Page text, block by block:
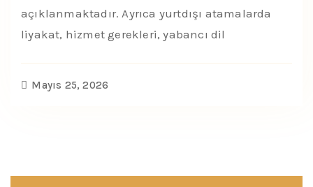
açıklanmaktadır. Ayrıca yurtdışı atamalarda
liyakat, hizmet gerekleri, yabancı dil
Mayıs 25, 2026